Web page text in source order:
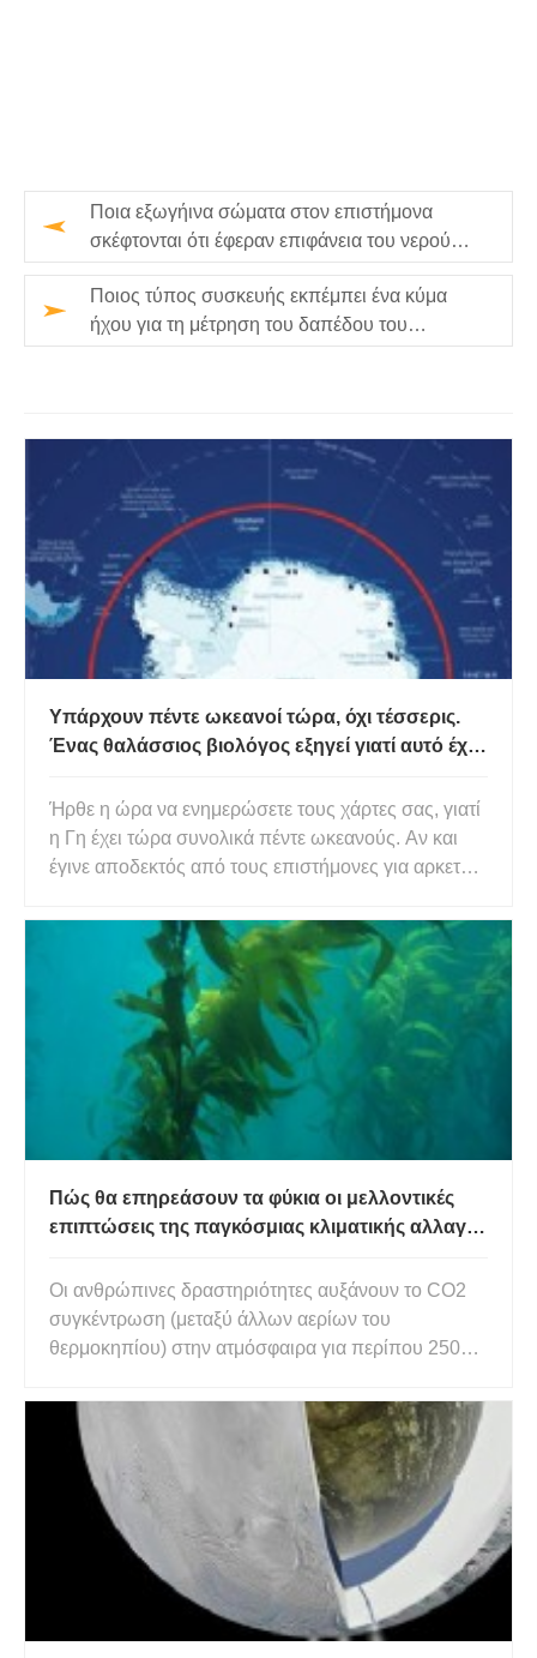
Ποια εξωγήινα σώματα στον επιστήμονα
σκέφτονται ότι έφεραν επιφάνεια του νερού
γης;
Ποιος τύπος συσκευής εκπέμπει ένα κύμα
ήχου για τη μέτρηση του δαπέδου του
ωκεανού;
Υπάρχουν πέντε ωκεανοί τώρα, όχι τέσσερις.
Ένας θαλάσσιος βιολόγος εξηγεί γιατί αυτό έχει
Ήρθε η ώρα να ενημερώσετε τους χάρτες σας, γιατί
η Γη έχει τώρα συνολικά πέντε ωκεανούς. Αν και
έγινε αποδεκτός από τους επιστήμονες για αρκετό
κανέναν χάρτη του National Geographic – μέχρι
αναγνώρισαν επίσημα
Πώς θα επηρεάσουν τα φύκια οι μελλοντικές
επιπτώσεις της παγκόσμιας κλιματικής αλλαγής
Οι ανθρώπινες δραστηριότητες αυξάνουν το CO2
συγκέντρωση (μεταξύ άλλων αερίων του
θερμοκηπίου) στην ατμόσφαιρα για περίπου 250
της σε παγκόσμια βάση. Η πιο άμεση από αυτές τις
επιπτώσεις είναι η παγκόσμια αύξηση της μέσης
παγκόσμιας θερμοκρασίας του αέρα